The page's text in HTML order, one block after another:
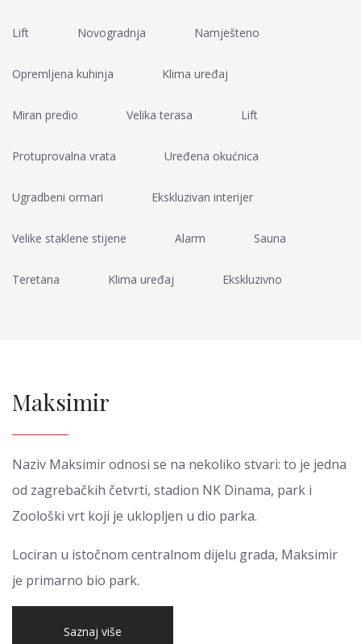
Lift Novogradnja Namješteno
Opremljena kuhinja Klima uređaj
Miran predio Velika terasa Lift
Protuprovalna vrata Uređena okućnica
Ugradbeni ormari Ekskluzivan interijer
Velike staklene stijene Alarm Sauna
Teretana Klima uređaj Ekskluzivno
Maksimir
Naziv Maksimir odnosi se na nekoliko stvari: to je jedna
od zagrebačkih četvrti, stadion NK Dinama, park i
Zoološki vrt koji je uklopljen u dio parka.
Lociran u istočnom centralnom dijelu grada, Maksimir
je primarno bio park.
Saznaj više